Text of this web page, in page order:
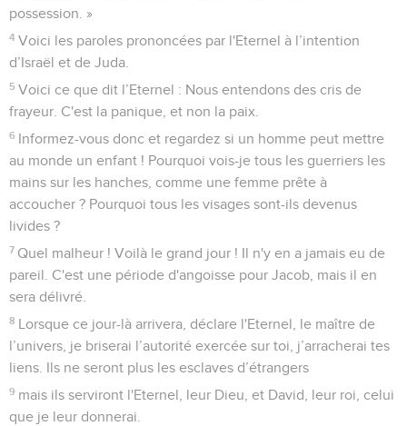
possession. »
4 Voici les paroles prononcées par l'Eternel à l’intention
d’Israël et de Juda.
5 Voici ce que dit l’Eternel : Nous entendons des cris de
frayeur. C'est la panique, et non la paix.
6 Informez-vous donc et regardez si un homme peut mettre
au monde un enfant ! Pourquoi vois-je tous les guerriers les
mains sur les hanches, comme une femme prête à
accoucher ? Pourquoi tous les visages sont-ils devenus
livides ?
7 Quel malheur ! Voilà le grand jour ! Il n'y en a jamais eu de
pareil. C'est une période d'angoisse pour Jacob, mais il en
sera délivré.
8 Lorsque ce jour-là arrivera, déclare l'Eternel, le maître de
l’univers, je briserai l’autorité exercée sur toi, j’arracherai tes
liens. Ils ne seront plus les esclaves d’étrangers
9 mais ils serviront l'Eternel, leur Dieu, et David, leur roi, celui
que je leur donnerai.